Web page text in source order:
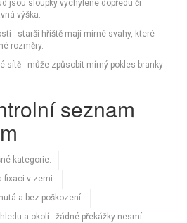
jsou sloupky vychýlené dopředu či
výška.
- starší hřiště mají mírné svahy, které
rozměry.
sítě - může způsobit mírný pokles branky
seznam
kategorie.
fixaci v zemi.
a bez poškození.
a okolí - žádné překážky nesmí